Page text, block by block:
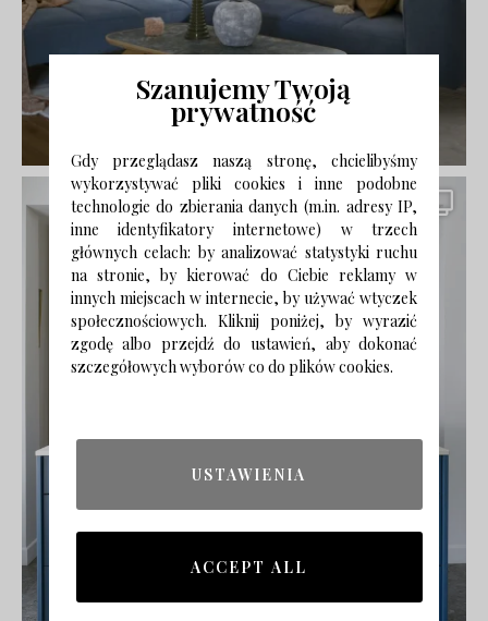
Szanujemy Twoją
prywatność
Gdy przeglądasz naszą stronę, chcielibyśmy
wykorzystywać pliki cookies i inne podobne
technologie do zbierania danych (m.in. adresy IP,
inne identyfikatory internetowe) w trzech
głównych celach: by analizować statystyki ruchu
na stronie, by kierować do Ciebie reklamy w
innych miejscach w internecie, by używać wtyczek
społecznościowych. Kliknij poniżej, by wyrazić
zgodę albo przejdź do ustawień, aby dokonać
szczegółowych wyborów co do plików cookies.
USTAWIENIA
ACCEPT ALL